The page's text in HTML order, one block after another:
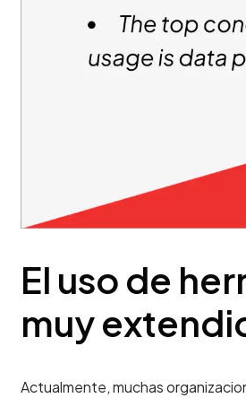
El uso de
muy
Actualmente, muchas